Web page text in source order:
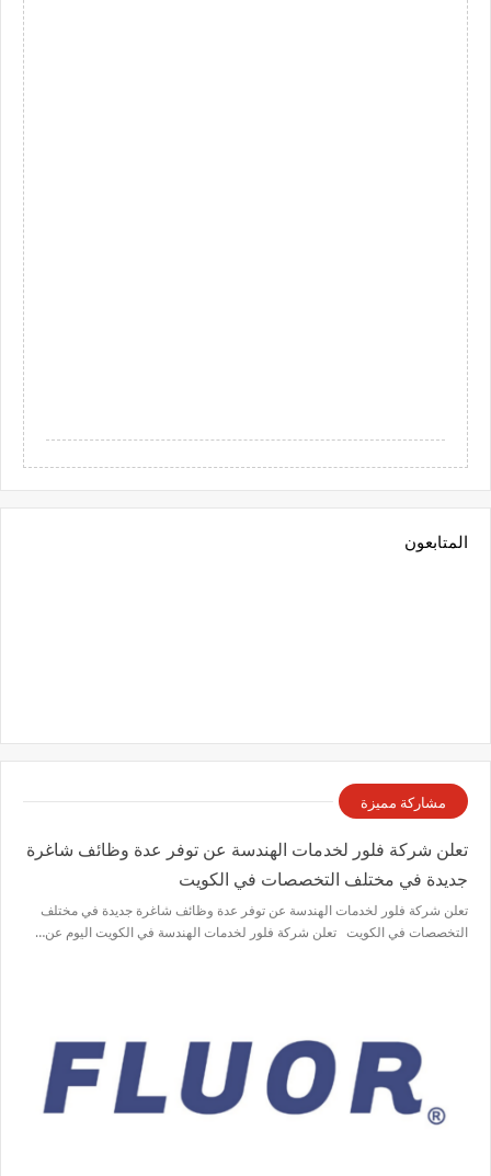
المتابعون
مشاركة مميزة
تعلن شركة فلور لخدمات الهندسة عن توفر عدة وظائف شاغرة
جديدة في مختلف التخصصات في الكويت
تعلن شركة فلور لخدمات الهندسة عن توفر عدة وظائف شاغرة جديدة في مختلف
التخصصات في الكويت تعلن شركة فلور لخدمات الهندسة في الكويت اليوم عن…